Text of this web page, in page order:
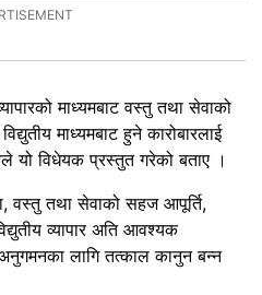
माध्यमबाट वस्तु तथा सेवाको
माध्यमबाट हुने कारोबारलाई
यो विधेयक प्रस्तुत गरेको बताए ।
वस्तु तथा सेवाको सहज आपूर्ति,
व्यापार अति आवश्यक
लागि तत्काल कानुन बन्न